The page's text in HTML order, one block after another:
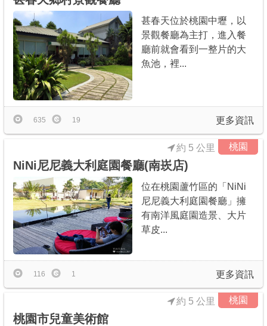
甚春天位於桃園中壢，以
景觀餐廳為主打，進入餐
廳前就會看到一整片的大
魚池，裡...
更多資訊
635 19
桃園
NiNi尼尼義大利庭園餐廳(南崁店)
約 5 公里
位在桃園蘆竹區的「NiNi
尼尼義大利庭園餐廳」擁
有南洋風庭園造景、大片
草皮...
更多資訊
116 1
桃園
桃園市兒童美術館
約 5 公里